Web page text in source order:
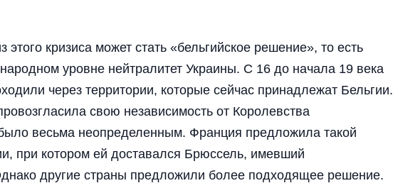
кризиса может стать «бельгийское решение», то есть
уровне нейтралитет Украины. С 16 до начала 19 века
через территории, которые сейчас принадлежат Бельгии.
свою независимость от Королевства
весьма неопределенным. Франция предложила такой
при котором ей доставался Брюссель, имевший
другие страны предложили более подходящее решение.